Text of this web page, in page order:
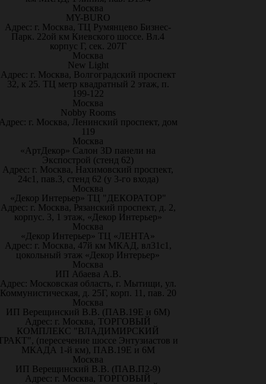
Москва
MY-BURO
Адрес: г. Москва, ТЦ Румянцево Бизнес-
Парк. 22ой км Киевского шоссе. Вл.4
корпус Г, сек. 207Г
Москва
New Light
Адрес: г. Москва, Волгоградский проспект
32, к 25. ТЦ метр квадратный 2 этаж, п.
199-122
Москва
Nobby Rooms
г. Москва, Ленинский проспект, дом
119
Москва
«АртДекор» Салон 3D панели на
Экспострой (стенд 62)
Адрес: г. Москва, Нахимовский проспект,
24с1, пав.3, стенд 62 (у 3-го входа)
Москва
«Декор Интерьер» ТЦ "ДЕКОРАТОР"
Адрес: г. Москва, Рязанский проспект, д. 2,
корпус. 3, 1 этаж, «Декор Интерьер»
Москва
«Декор Интерьер» ТЦ «ЛЕНТА»
Адрес: г. Москва, 47й км МКАД, вл31с1,
цокольный этаж «Декор Интерьер»
Москва
ИП Абаева А.В.
Адрес: Московская область, г. Мытищи, ул.
Коммунистическая, д. 25Г, корп. 11, пав. 20
Москва
ИП Верещинский В.В. (ПАВ.19Е и 6М)
Адрес: г. Москва, ТОРГОВЫЙ
КОМПЛЕКС "ВЛАДИМИРСКИЙ
(пересечение шоссе Энтузиастов и
МКАДА 1-й км), ПАВ.19Е и 6М
Москва
ИП Верещинский В.В. (ПАВ.П2-9)
Адрес: г. Москва, ТОРГОВЫЙ